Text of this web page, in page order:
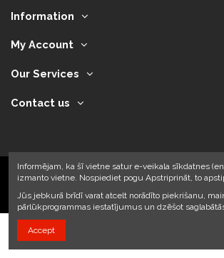
Information
My Account
Our Services
Contact us
2024 © Armando Auto SIA
Informējam, ka šī vietne satur e-veikala sīkdatnes
izmanto vietne. Nospiediet pogu Apstriprināt, to
Jūs jebkurā brīdī varat atcelt norādīto piekrišanu,
pārlūkprogrammas iestatījumus un dzēšot
Accept